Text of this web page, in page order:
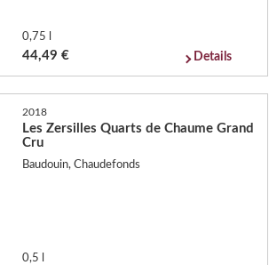
0,75 l
44,49 € Details
2018
Les Zersilles Quarts de Chaume Grand
Cru
Baudouin, Chaudefonds
0,5 l